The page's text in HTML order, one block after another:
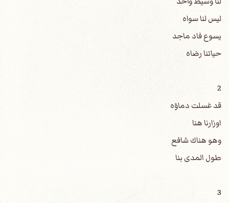
ليس لنا سواه
يسوع فاد ماجد
حياتنا رضاه
2
قد غسلت دماؤه
اوزارنا هنا
وهو هناك شافع
طول المدى بنا
3